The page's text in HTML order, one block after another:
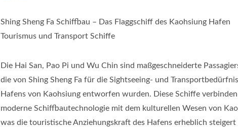
Shing Sheng Fa Schiffbau – Das Flaggschiff des Kaohsiung Hafen
Tourismus und Transport Schiffe
Die Hai San, Pao Pi und Wu Chin sind maßgeschneiderte
die von Shing Sheng Fa für die Sightseeing- und
Hafens von Kaohsiung entworfen wurden. Diese Schiffe
moderne Schiffbautechnologie mit dem kulturellen Wesen von
was die touristische Anziehungskraft des Hafens erheblich steigert